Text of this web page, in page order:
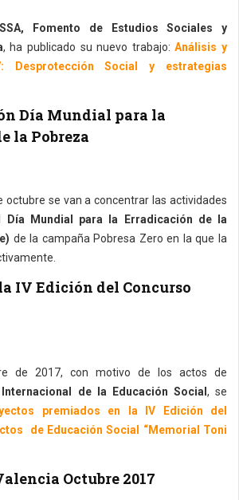
Fomento de Estudios Sociales y
, ha publicado su nuevo trabajo:Análisis y
Desprotección Social y estrategias
Día Mundial para la
la Pobreza
octubre se van a concentrar las actividades
Día Mundial para la Erradicación de la
de la campaña Pobresa Zero en la que la
IV Edición del Concurso
de 2017, con motivo de los actos de
Internacional de la Educación Social , se
premiados en la IV Edición del
de Educación Social “Memorial Toni
Octubre 2017